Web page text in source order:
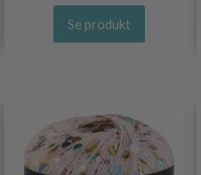
Se produkt